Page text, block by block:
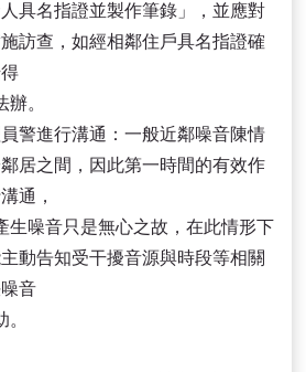
人具名指證並製作筆錄」，並應對
訪查，如經相鄰住戶具名指證確
。
員警進行溝通：一般近鄰噪音陳情
居之間，因此第一時間的有效作
通，
音只是無心之故，在此情形下
動告知受干擾音源與時段等相關
音